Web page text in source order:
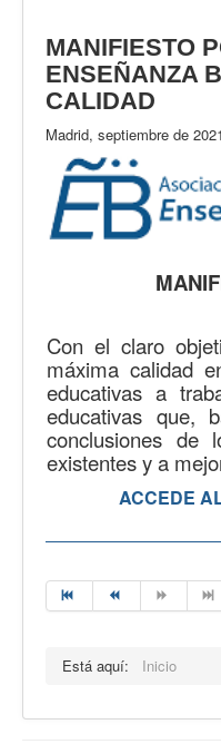
MANIFIESTO
ENSEÑANZA
CALIDAD
Madrid, septiembre de 2021
Con el claro
máxima calidad
educativas a
educativas que,
conclusiones de
existentes y a
ACCEDE
Está aquí: Inicio